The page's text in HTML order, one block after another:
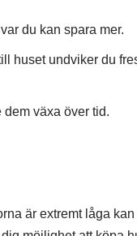
du kan spara mer.
huset undviker du
dem växa över tid.
är extremt låga